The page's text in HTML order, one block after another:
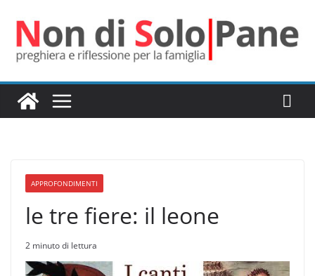
contenuto
APPROFONDIMENTI
le tre fiere: il leone
2 minuto di lettura